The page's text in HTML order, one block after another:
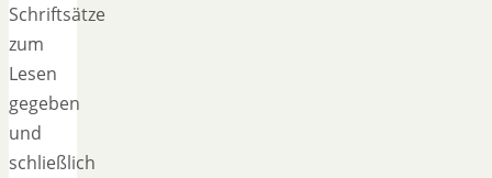
Schriftsätze
zum
Lesen
gegeben
und
schließlich